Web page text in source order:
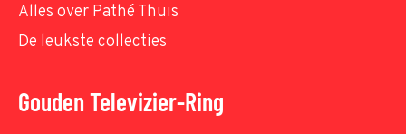
Alles over Pathé Thuis
De leukste collecties
Gouden Televizier-Ring